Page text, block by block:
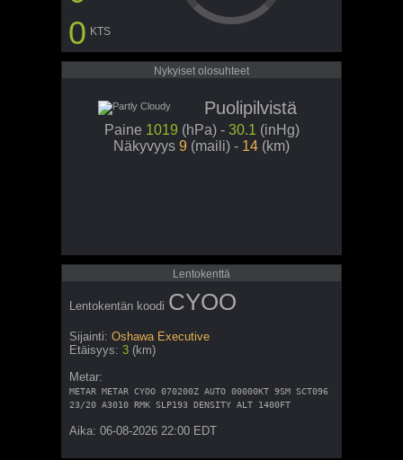
0 KTS
Nykyiset olosuhteet
Puolipilvistä
Paine 1019 (hPa) - 30.1 (inHg)
Näkyvyys 9 (maili) - 14 (km)
Lentokenttä
Lentokentän koodi CYOO
Sijainti: Oshawa Executive
Etäisyys: 3 (km)
Metar:
METAR METAR CYOO 070200Z AUTO 00000KT 9SM SCT096
23/20 A3010 RMK SLP193 DENSITY ALT 1400FT
Aika: 06-08-2026 22:00 EDT